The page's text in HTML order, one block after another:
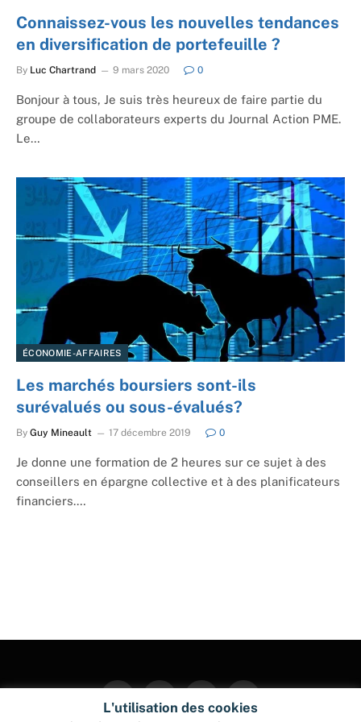
Connaissez-vous les nouvelles tendances
en diversification de portefeuille ?
By Luc Chartrand 9 mars 2020 0
Bonjour à tous, Je suis très heureux de faire partie du
groupe de collaborateurs experts du Journal Action PME.
Le…
ÉCONOMIE-AFFAIRES
Les marchés boursiers sont-ils
surévalués ou sous-évalués?
By Guy Mineault 17 décembre 2019 0
Je donne une formation de 2 heures sur ce sujet à des
conseillers en épargne collective et à des planificateurs
financiers.…
FacebookTwitter InstagramPinterest
L'utilisation des cookies